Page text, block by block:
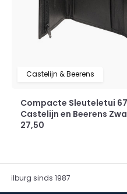
Castelijn & Beerens
Compacte Sleuteletui
Castelijn en Beerens
27,50
Tilburg sinds 1987